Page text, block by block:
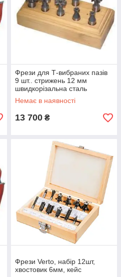
Фрези для Т-вибраних пазів
9 шт.. стрижень 12 мм
швидкорізальна сталь
Holzmann TNF9TLG
Немає в наявності
13 700 ₴
Фрези Verto, набір 12шт,
хвостовик 6мм, кейс